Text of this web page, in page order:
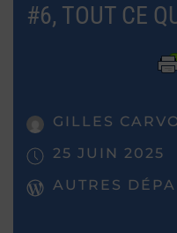
#6, TOUT CE
GILLES
25 JUIN 2025
AUTRES